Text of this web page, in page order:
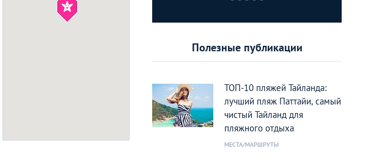
Полезные публикации
ТОП-10 пляжей Тайланда:
лучший пляж Паттайи, самый
чистый Тайланд для
пляжного отдыха
МЕСТА/МАРШРУТЫ